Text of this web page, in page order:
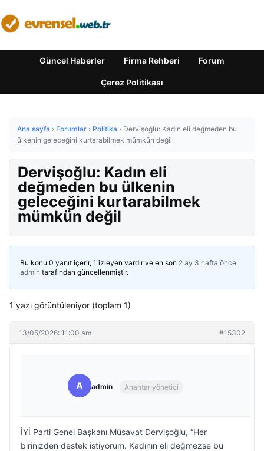
Güncel Haberler Firma Rehberi Forum
Çerez Politikası
Ana sayfa › Forumlar › Politika › Dervişoğlu: Kadın eli değmeden bu
ülkenin geleceğini kurtarabilmek mümkün değil
Dervişoğlu: Kadın eli
değmeden bu ülkenin
geleceğini kurtarabilmek
mümkün değil
Bu konu 0 yanıt içerir, 1 izleyen vardır ve en son 2 ay 3 hafta önce
admin tarafından güncellenmiştir.
1 yazı görüntüleniyor (toplam 1)
13/05/2026: 11:00 am #15302
A admin Anahtar yönetici
İYİ Parti Genel Başkanı Müsavat Dervişoğlu, “Her
birinizden destek istiyorum. Kadının eli değmezse bu